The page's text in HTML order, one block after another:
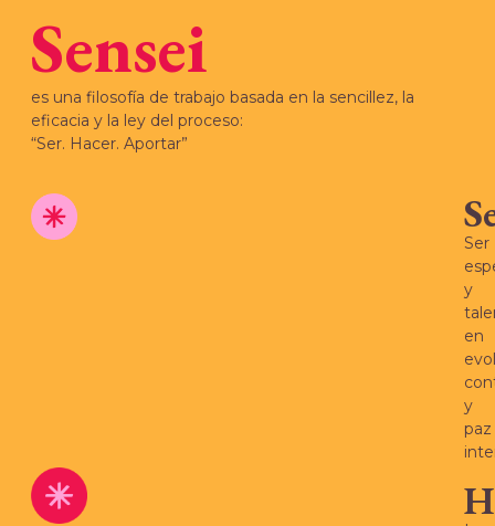
Sensei
es una filosofía de trabajo basada en la sencillez, la
eficacia y la ley del proceso:
“Ser. Hacer. Aportar”
Ser
y
en
y
paz